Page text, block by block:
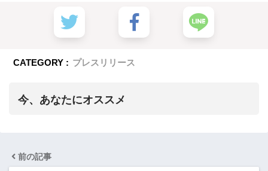
CATEGORY : プレスリリース
今、あなたにオススメ
前の記事